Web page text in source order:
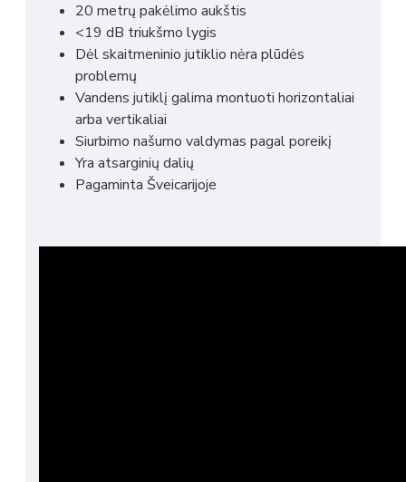
20 metrų pakėlimo aukštis
<19 dB triukšmo lygis
Dėl skaitmeninio jutiklio nėra plūdės
problemų
Vandens jutiklį galima montuoti horizontaliai
arba vertikaliai
Siurbimo našumo valdymas pagal poreikį
Yra atsarginių dalių
Pagaminta Šveicarijoje